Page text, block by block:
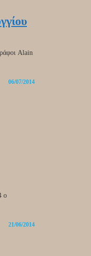
Alain
06/07/2014
ο
21/06/2014